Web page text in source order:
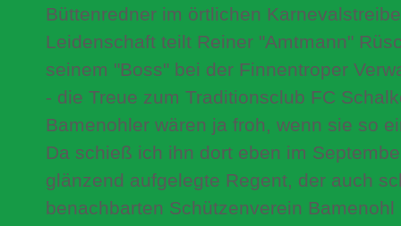
Büttenredner im örtlichen
Leidenschaft teilt Reiner "Amtmann"
seinem "Boss" bei der Finnentroper
- die Treue zum Traditionsclub FC
Bamenohler wären ja froh, wenn sie so
Da schieß ich ihn dort eben im
glänzend aufgelegte Regent, der auch
benachbarten Schützenverein Bamenohl